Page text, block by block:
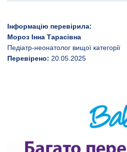
Інформацію перевірила:
Мороз Інна Тарасівна
Педіатр-неонатолог вищої категорії
Перевірено: 20.05.2025